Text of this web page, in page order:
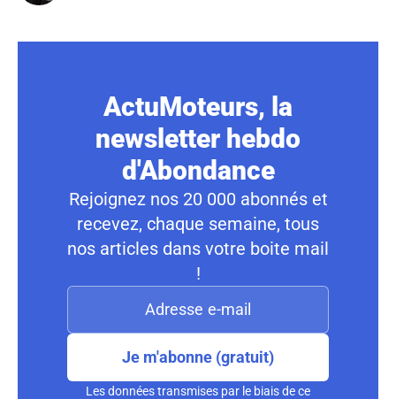
ActuMoteurs, la
newsletter hebdo
d'Abondance
Rejoignez nos 20 000 abonnés et
recevez, chaque semaine, tous
nos articles dans votre boite mail
!
Je m'abonne (gratuit)
Les données transmises par le biais de ce